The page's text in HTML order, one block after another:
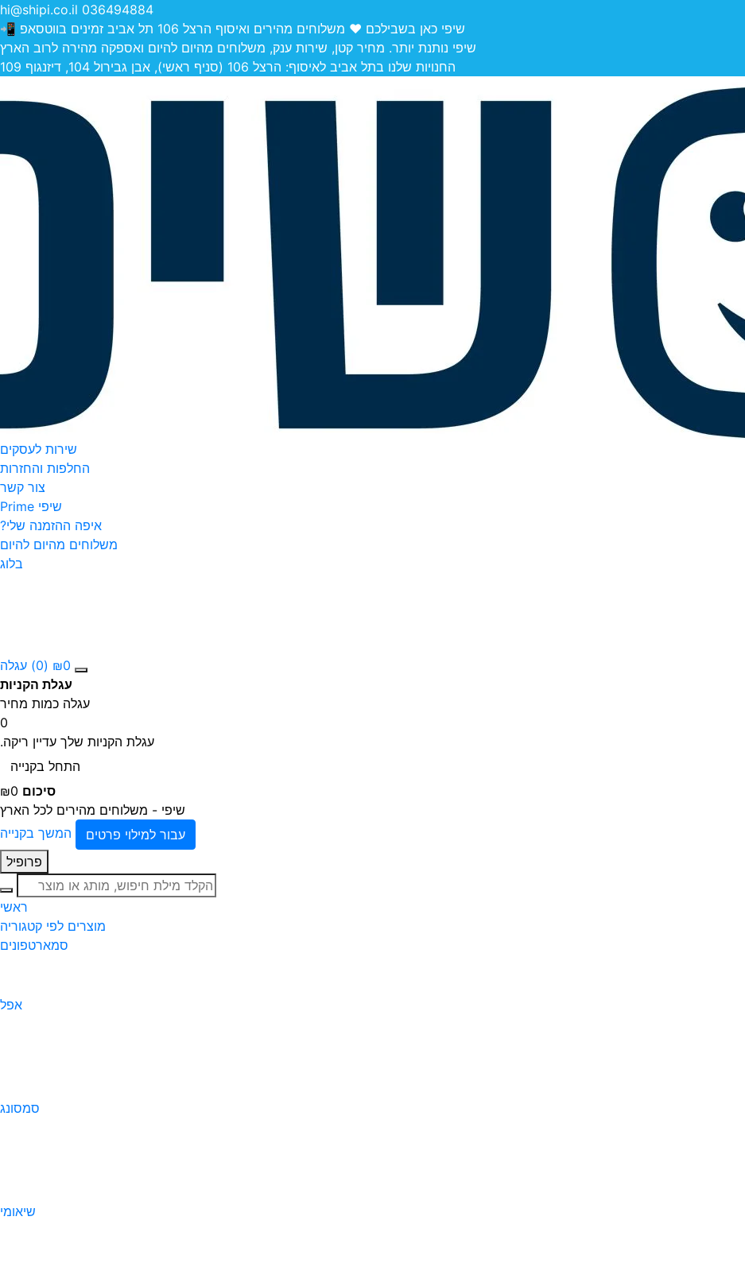
036494884
hi@shipi.co.il
שיפי כאן בשבילכם ❤️ משלוחים מהירים ואיסוף הרצל 106 תל אביב זמינים בווטסאפ 📲
שיפי נותנת יותר. מחיר קטן, שירות ענק, משלוחים מהיום להיום ואספקה מהירה לרוב הארץ
החנויות שלנו בתל אביב לאיסוף: הרצל 106 (סניף ראשי), אבן גבירול 104, דיזנגוף 109
שירות לעסקים
החלפות והחזרות
צור קשר
שיפי Prime
איפה ההזמנה שלי?
משלוחים מהיום להיום
בלוג
₪0
(0)
עגלה
עגלת הקניות
עגלה כמות מחיר
0
עגלת הקניות שלך עדיין ריקה.
התחל בקנייה
סיכום ₪0
שיפי - משלוחים מהירים לכל הארץ
עבור למילוי פרטים
המשך בקנייה
פרופיל
חיפוש
ראשי
מוצרים לפי קטגוריה
סמארטפונים
אפל
סמסונג
שיאומי